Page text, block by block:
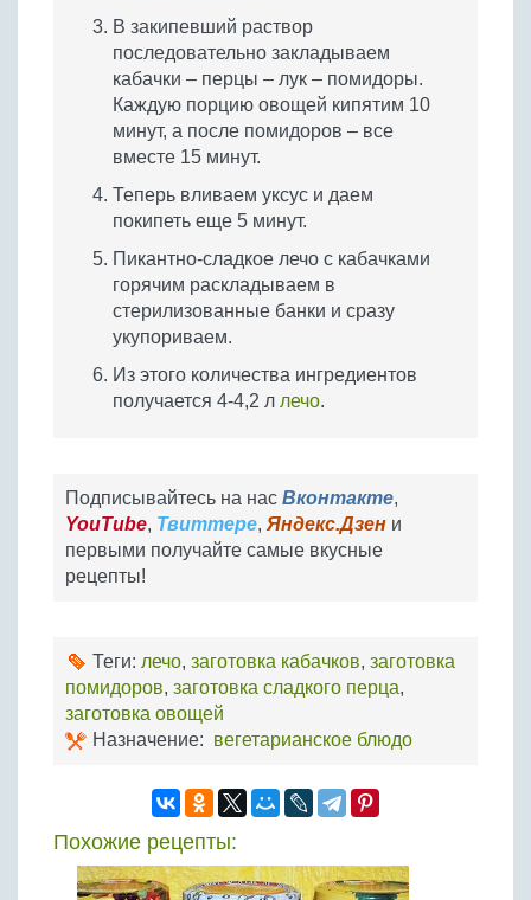
В закипевший раствор
последовательно закладываем
кабачки – перцы – лук – помидоры.
Каждую порцию овощей кипятим 10
минут, а после помидоров – все
вместе 15 минут.
Теперь вливаем уксус и даем
покипеть еще 5 минут.
Пикантно-сладкое лечо с кабачками
горячим раскладываем в
стерилизованные банки и сразу
укупориваем.
Из этого количества ингредиентов
получается 4-4,2 л лечо.
Подписывайтесь на нас Вконтакте,
YouTube, Твиттере, Яндекс.Дзен и
первыми получайте самые вкусные
рецепты!
Теги: лечо, заготовка кабачков, заготовка
помидоров, заготовка сладкого перца,
заготовка овощей
Назначение: вегетарианское блюдо
Похожие рецепты: